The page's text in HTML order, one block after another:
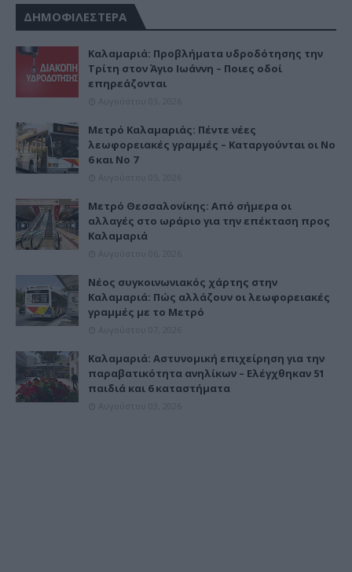
ΔΗΜΟΦΙΛΕΣΤΕΡΑ
Καλαμαριά: Προβλήματα υδροδότησης την
Τρίτη στον Άγιο Ιωάννη – Ποιες οδοί
επηρεάζονται
Μετρό Καλαμαριάς: Πέντε νέες
λεωφορειακές γραμμές – Καταργούνται οι Νο
6 και Νο 7
Μετρό Θεσσαλονίκης: Από σήμερα οι
αλλαγές στο ωράριο για την επέκταση προς
Καλαμαριά
Νέος συγκοινωνιακός χάρτης στην
Καλαμαριά: Πώς αλλάζουν οι λεωφορειακές
γραμμές με το Μετρό
Καλαμαριά: Αστυνομική επιχείρηση για την
παραβατικότητα ανηλίκων – Ελέγχθηκαν 51
παιδιά και 6 καταστήματα